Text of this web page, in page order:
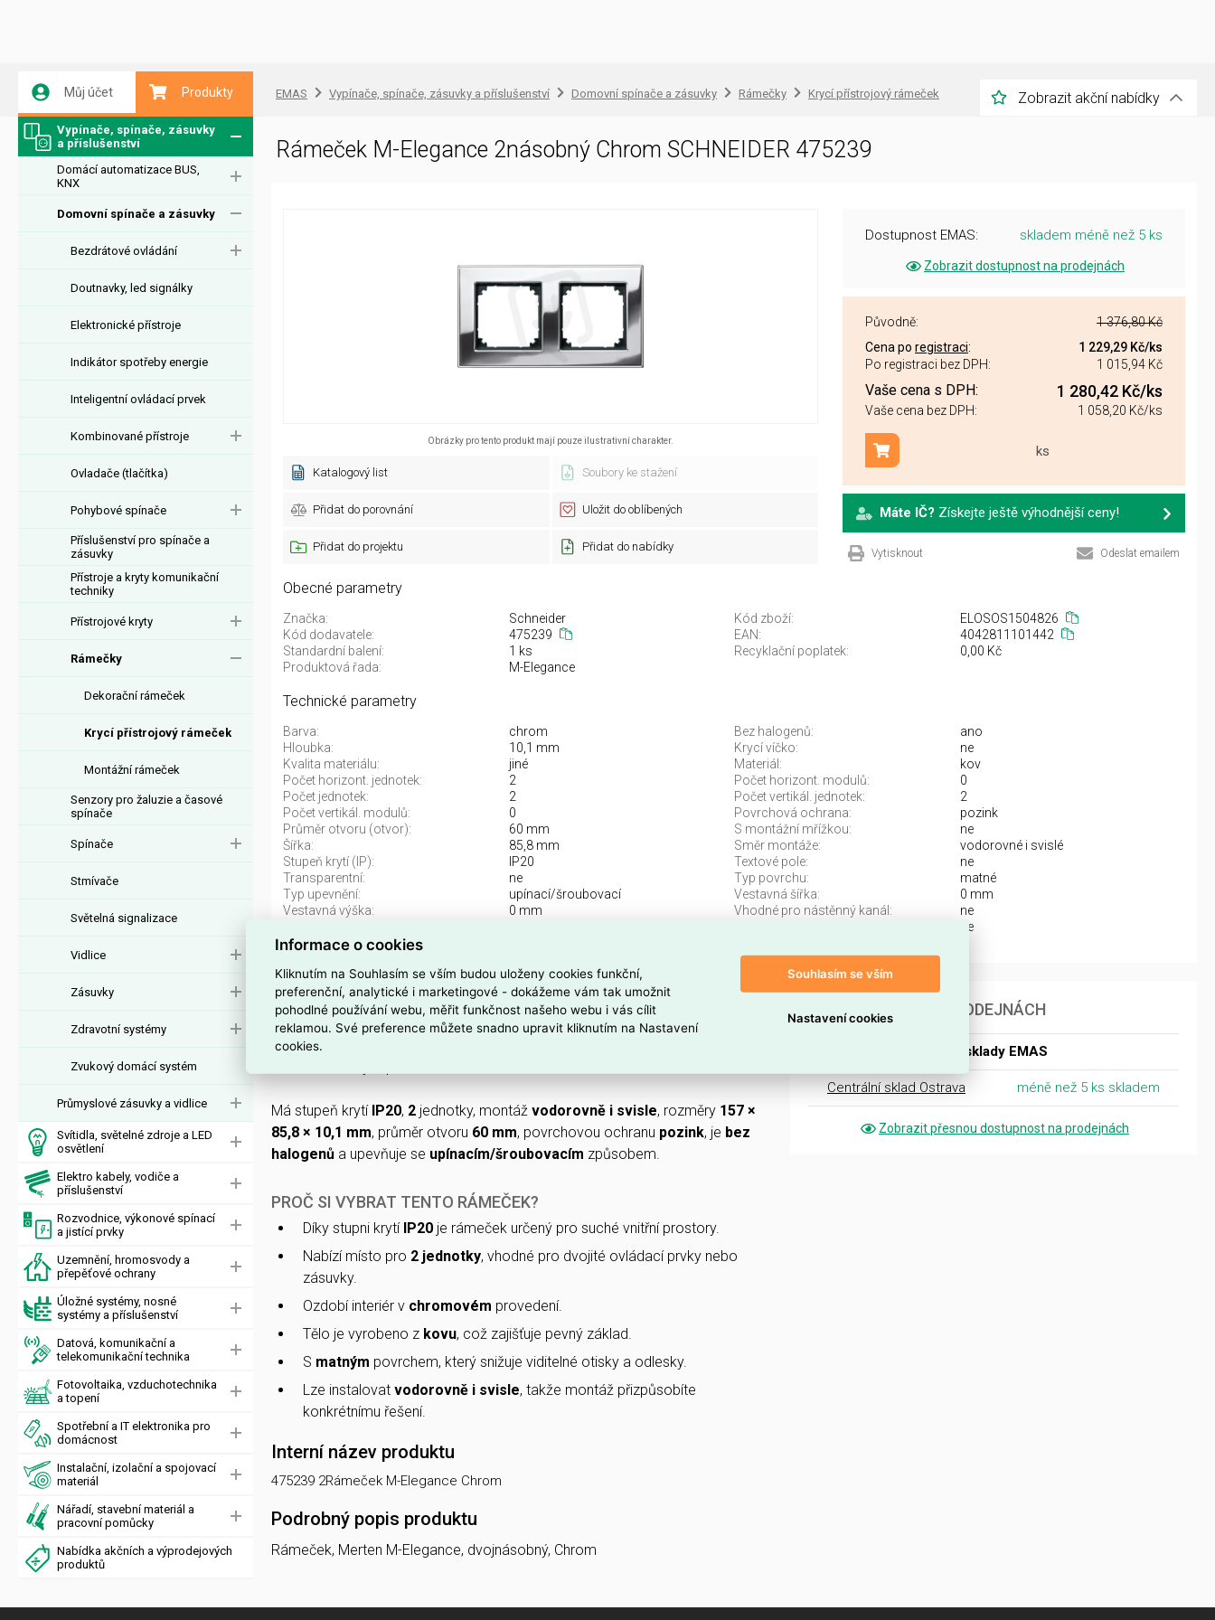
Můj účet Produkty
Vypínače, spínače, zásuvky
a příslušenství
Domácí automatizace BUS,
KNX
Domovní spínače a zásuvky
Bezdrátové ovládání
Doutnavky, led signálky
Elektronické přístroje
Indikátor spotřeby energie
Inteligentní ovládací prvek
Kombinované přístroje
Ovladače (tlačítka)
Pohybové spínače
Příslušenství pro spínače a
zásuvky
Přístroje a kryty komunikační
techniky
Přístrojové kryty
Rámečky
Dekorační rámeček
Krycí přístrojový rámeček
Montážní rámeček
Senzory pro žaluzie a časové
spínače
Spínače
Stmívače
Světelná signalizace
Vidlice
Zásuvky
Zdravotní systémy
Zvukový domácí systém
Průmyslové zásuvky a vidlice
Svítidla, světelné zdroje a LED
osvětlení
Elektro kabely, vodiče a
příslušenství
Rozvodnice, výkonové spínací
a jistící prvky
Uzemnění, hromosvody a
přepěťové ochrany
Úložné systémy, nosné
systémy a příslušenství
Datová, komunikační a
telekomunikační technika
Fotovoltaika, vzduchotechnika
a topení
Spotřební a IT elektronika pro
domácnost
Instalační, izolační a spojovací
materiál
Nářadí, stavební materiál a
pracovní pomůcky
Nabídka akčních a výprodejových
produktů
EMAS Vypínače, spínače, zásuvky a příslušenství Domovní spínače a zásuvky Rámečky Krycí přístrojový rámeček Zobrazit akční nabídky
Rámeček M-Elegance 2násobný Chrom SCHNEIDER 475239
Obrázky pro tento produkt mají pouze ilustrativní charakter.
Katalogový list Soubory ke stažení
Přidat do porovnání Uložit do oblíbených
Přidat do projektu Přidat do nabídky
Dostupnost EMAS: skladem méně než 5 ks
Zobrazit dostupnost na prodejnách
Původně:
1 376,80 Kč
Cena po registraci: 1 229,29 Kč/ks
Po registraci bez DPH:
1 015,94 Kč
Vaše cena s DPH: 1 280,42 Kč/ks
Vaše cena bez DPH: 1 058,20 Kč/ks
ks
Přidat do košíku
Máte IČ? Získejte ještě výhodnější ceny!
Vytisknout Odeslat emailem
Obecné parametry
Značka: Schneider Kód zboží:
ELOSOS1504826
Kód dodavatele:
475239 EAN:
4042811101442
Standardní balení:
1 ks Recyklační poplatek:
0,00 Kč
Produktová řada:
M-Elegance
Technické parametry
Barva: chrom Bez halogenů:
ano
Hloubka:
10,1 mm Krycí víčko:
ne
Kvalita materiálu:
jiné Materiál:
kov
Počet horizont. jednotek:
2 Počet horizont. modulů:
0
Počet jednotek:
2 Počet vertikál. jednotek:
2
Počet vertikál. modulů:
0 Povrchová ochrana:
pozink
Průměr otvoru (otvor):
60 mm S montážní mřížkou:
ne
Šířka:
85,8 mm Směr montáže:
vodorovné i svislé
Stupeň krytí (IP):
IP20 Textové pole:
ne
Transparentní:
ne Typ povrchu:
matné
Typ upevnění:
upínací/šroubovací Vestavná šířka:
0 mm
Vestavná výška:
0 mm Vhodné pro nástěnný kanál:
ne
ne
Výška:
Rámeček M-Elegance 2násobný Chrom SCHNEIDER 475239
Rámeček M-Elegance 2násobný Chrom SCHNEIDER 475239(EAN
4042811101442
Má stupeň krytí IP20, 2 jednotky, montáž vodorovně i svisle, rozměry 157 ×
85,8 × 10,1 mm, průměr otvoru 60 mm, povrchovou ochranu pozink, je bez
halogenů a upevňuje se upínacím/šroubovacím způsobem.
PROČ SI VYBRAT TENTO RÁMEČEK?
Díky stupni krytí IP20 je rámeček určený pro suché vnitřní prostory.
Nabízí místo pro 2 jednotky, vhodné pro dvojité ovládací prvky nebo
zásuvky.
Ozdobí interiér v chromovém provedení.
Tělo je vyrobeno z kovu, což zajišťuje pevný základ.
S matným povrchem, který snižuje viditelné otisky a odlesky.
Lze instalovat vodorovně i svisle, takže montáž přizpůsobíte
konkrétnímu řešení.
Interní název produktu
475239 2Rámeček M-Elegance Chrom
Podrobný popis produktu
Rámeček, Merten M-Elegance, dvojnásobný, Chrom
DOSTUPNOST NA PRODEJNÁCH
Dostupnost centrální sklady EMAS
Centrální sklad Ostrava méně než 5 ks skladem
Zobrazit přesnou dostupnost na prodejnách
Informace o cookies
Kliknutím na Souhlasím se vším budou uloženy cookies funkční,
preferenční, analytické i marketingové - dokážeme vám tak umožnit
pohodlné používání webu, měřit funkčnost našeho webu i vás cílit
reklamou. Své preference můžete snadno upravit kliknutím na Nastavení
cookies.
Souhlasím se vším
Nastavení cookies